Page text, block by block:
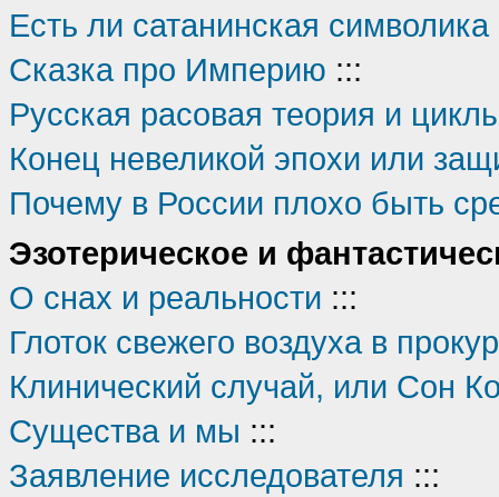
Есть ли сатанинская
Сказка про Империю :::
Русская расовая теория и
Конец невеликой эпохи или
Почему в России плохо быть
Эзотерическое и
О снах и реальности :::
Глоток свежего воздуха в
Клинический случай, или Сон
Существа и мы :::
Заявление исследователя :::